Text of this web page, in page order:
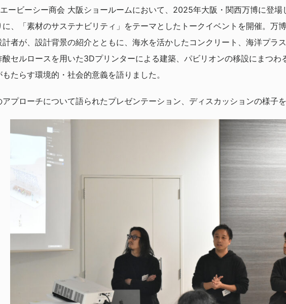
ービーシー商会 大阪ショールームにおいて、2025年大阪・関西万博に登場
に、「素材のサステナビリティ」をテーマとしたトークイベントを開催。万
者が、設計背景の紹介とともに、海水を活かしたコンクリート、海洋プラ
酸セルロースを用いた3Dプリンターによる建築、パビリオンの移設にまつわ
たらす環境的・社会的意義を語りました。
プローチについて語られたプレゼンテーション、ディスカッションの様子を